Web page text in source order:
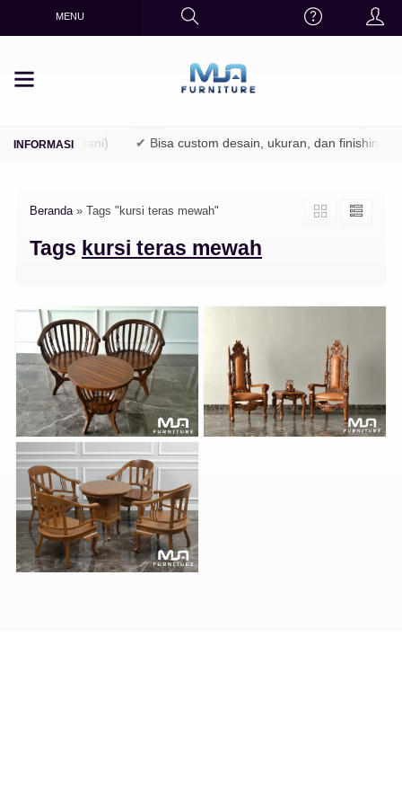
MENU
/ Perhutani) ✔ Bisa custom desain, ukuran, dan finishing
Beranda» Tags "kursi teras mewah"
Tags kursi teras mewah